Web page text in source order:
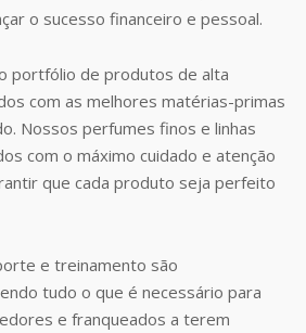
o sucesso financeiro e pessoal.
portfólio de produtos de alta
com as melhores matérias-primas
Nossos perfumes finos e linhas
com o máximo cuidado e atenção
que cada produto seja perfeito
e treinamento são
tudo o que é necessário para
e franqueados a terem